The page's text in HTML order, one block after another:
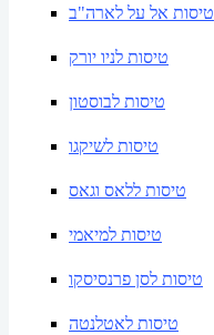
טיסות אל על לארה"ב
טיסות לניו יורק
טיסות לבוסטון
טיסות לשיקגו
טיסות ללאס וגאס
טיסות למיאמי
טיסות לסן פרנסיסקו
טיסות לאטלנטה